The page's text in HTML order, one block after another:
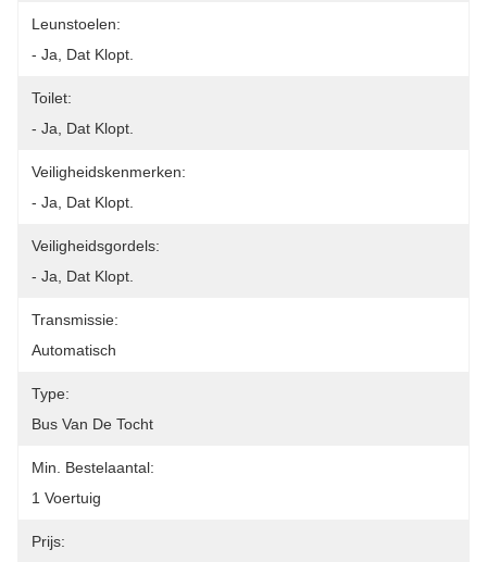
Leunstoelen:
- Ja, Dat Klopt.
Toilet:
- Ja, Dat Klopt.
Veiligheidskenmerken:
- Ja, Dat Klopt.
Veiligheidsgordels:
- Ja, Dat Klopt.
Transmissie:
Automatisch
Type:
Bus Van De Tocht
Min. Bestelaantal:
1 Voertuig
Prijs: